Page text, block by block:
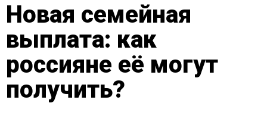
Новая семейная
выплата: как
россияне её могут
получить?